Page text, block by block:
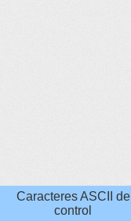
Caracteres ASCII de
control